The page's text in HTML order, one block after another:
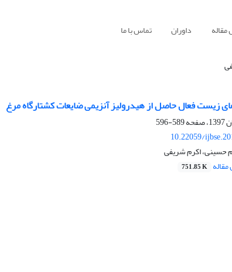
داوران تماس با ما
زیست فعال حاصل از هیدرولیز آنزیمی ضایعات کشتارگاه مرغ
589-596
10.22059/
حسینی، اکرم شریفی
751.85 K